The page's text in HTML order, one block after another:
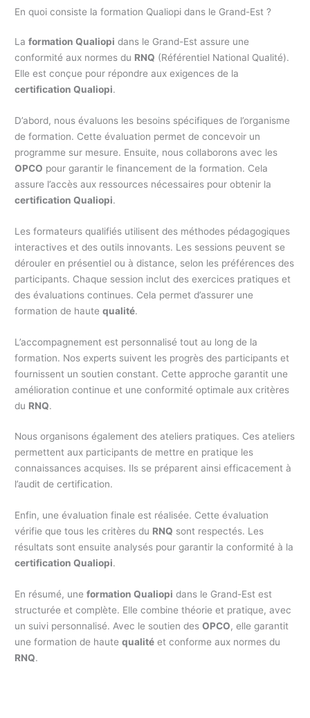
En quoi consiste la formation Qualiopi dans le Grand-Est ?
Laformation Qualiopi dans le Grand-Est assure une
conformité aux normes du RNQ (Référentiel National Qualité).
Elle est conçue pour répondre aux exigences de la
certification Qualiopi.
D’abord, nous évaluons les besoins spécifiques de l’organisme
de formation. Cette évaluation permet de concevoir un
programme sur mesure. Ensuite, nous collaborons avec les
OPCO pour garantir le financement de la formation. Cela
assure l’accès aux ressources nécessaires pour obtenir la
certification Qualiopi.
Les formateurs qualifiés utilisent des méthodes pédagogiques
interactives et des outils innovants. Les sessions peuvent se
dérouler en présentiel ou à distance, selon les préférences des
participants. Chaque session inclut des exercices pratiques et
des évaluations continues. Cela permet d’assurer une
formation de hautequalité.
L’accompagnement est personnalisé tout au long de la
formation. Nos experts suivent les progrès des participants et
fournissent un soutien constant. Cette approche garantit une
amélioration continue et une conformité optimale aux critères
du RNQ.
Nous organisons également des ateliers pratiques. Ces ateliers
permettent aux participants de mettre en pratique les
connaissances acquises. Ils se préparent ainsi efficacement à
l’audit de certification.
Enfin, une évaluation finale est réalisée. Cette évaluation
vérifie que tous les critères du RNQ sont respectés. Les
résultats sont ensuite analysés pour garantir la conformité à la
certification Qualiopi.
En résumé, uneformation Qualiopi dans le Grand-Est est
structurée et complète. Elle combine théorie et pratique, avec
un suivi personnalisé. Avec le soutien desOPCO, elle garantit
une formation de hautequalité et conforme aux normes du
RNQ.